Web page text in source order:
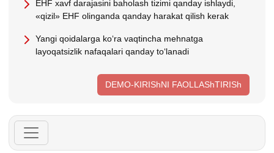
EHF хavf darajasini baholash tizimi qanday ishlaydi,
«qizil» EHF olinganda qanday harakat qilish kerak
Yangi qoidalarga koʻra vaqtincha mehnatga
layoqatsizlik nafaqalari qanday toʻlanadi
DEMO-KIRIShNI FAOLLAShTIRISh